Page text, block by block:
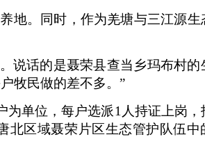
地。同时，作为羌塘与三江源生
说话的是聂荣县查当乡玛布村的
牧民做的差不多。”
为单位，每户选派1人持证上岗，
北区域聂荣片区生态管护队伍中